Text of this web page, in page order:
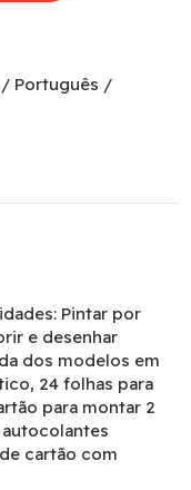
/ Português /
Pintar por
e desenhar
dos modelos em
24 folhas para
para montar 2
cartão com